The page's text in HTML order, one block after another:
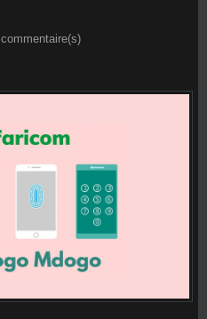
commentaire(s)